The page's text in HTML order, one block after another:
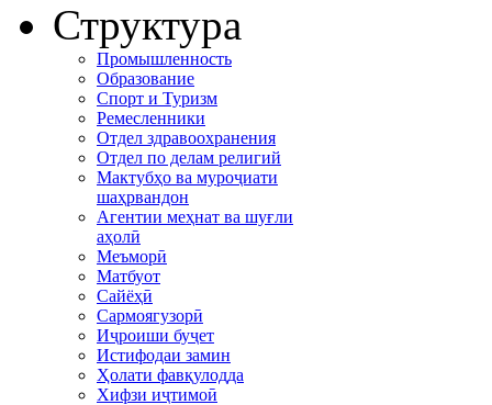
Структура
Промышленность
Образование
Спорт и Туризм
Ремесленники
Отдел здравоохранения
Отдел по делам религий
Мактубҳо ва муроҷиати
шаҳрвандон
Агентии меҳнат ва шуғли
аҳолӣ
Меъморӣ
Матбуот
Сайёҳӣ
Сармоягузорӣ
Иҷроиши буҷет
Истифодаи замин
Ҳолати фавқулодда
Хифзи иҷтимоӣ